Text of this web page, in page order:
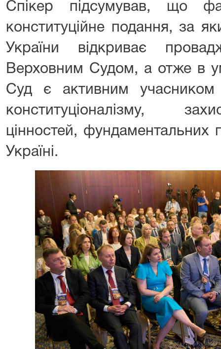
Спікер підсумував, що
конституційне подання, за
України відкриває
Верховним Судом, а отже в
Суд є активним учасником
конституціоналізму,
цінностей, фундаментальних
Україні.